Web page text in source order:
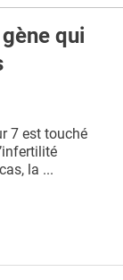
les
en
les
qui
7 est touché
la ...